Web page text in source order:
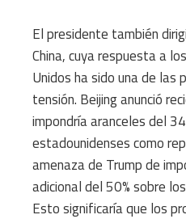
El presidente también
China, cuya respuesta a
Unidos ha sido una de las
tensión. Beijing anunció
impondría aranceles del
estadounidenses como
amenaza de Trump de
adicional del 50% sobre
Esto significaría que los